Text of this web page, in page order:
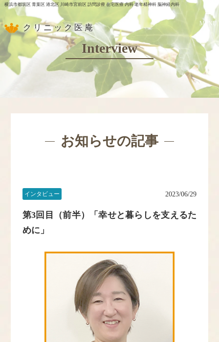
横浜市都筑区 青葉区 港北区 川崎市宮前区 訪問診療 在宅医療 内科 老年精神科 脳神経内科
クリニック医庵 MENU
Interview
お知らせの記事
第3回目（前半）「幸せと暮らしを支えるた
めに」
インタビュー 2023/06/29